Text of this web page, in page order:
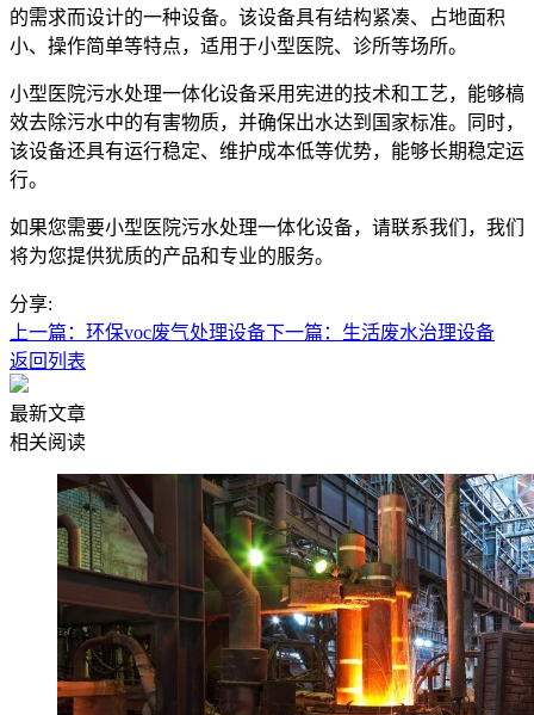
的需求而设计的一种设备。该设备具有结构紧凑、占地面积
小、操作简单等特点，适用于小型医院、诊所等场所。
小型医院污水处理一体化设备采用宪进的技术和工艺，能够槁
效去除污水中的有害物质，并确保出水达到国家标准。同时，
该设备还具有运行稳定、维护成本低等优势，能够长期稳定运
行。
如果您需要小型医院污水处理一体化设备，请联系我们，我们
将为您提供犹质的产品和专业的服务。
分享:
上一篇：环保voc废气处理设备下一篇：生活废水治理设备
返回列表
最新文章
相关阅读